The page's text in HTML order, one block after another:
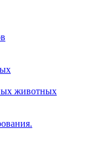
животных